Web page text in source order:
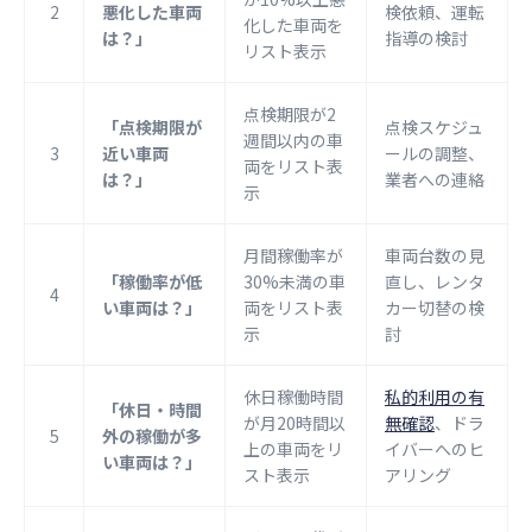
2
悪化した車両
は？」
化した車両を
リスト表示
検依頼、運転
指導の検討
3
「点検期限が
近い車両
は？」
点検期限が2
週間以内の車
両をリスト表
示
点検スケジュ
ールの調整、
業者への連絡
4
「稼働率が低
い車両は？」
月間稼働率が
30%未満の車
両をリスト表
示
車両台数の見
直し、レンタ
カー切替の検
討
5
「休日・時間
外の稼働が多
い車両は？」
休日稼働時間
が月20時間以
上の車両をリ
スト表示
私的利用の有
無確認、ドラ
イバーへのヒ
アリング